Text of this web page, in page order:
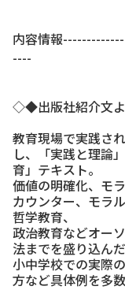
内容情報
----
◇◆出版社紹介文
教育現場で実践さ
し、「実践と理論
育」テキスト。
価値の明確化、モ
カウンター、モラ
哲学教育、
政治教育などオー
法までを盛り込んだ
小中学校での実際
方など具体例を多数